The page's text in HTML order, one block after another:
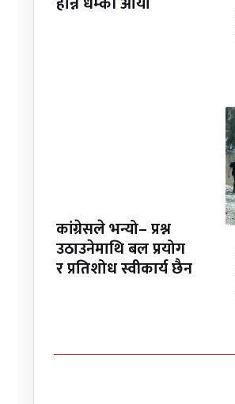
कांग्रेसले भन्यो– प्रश्न
उठाउनेमाथि बल प्रयोग
र प्रतिशोध स्वीकार्य छैन